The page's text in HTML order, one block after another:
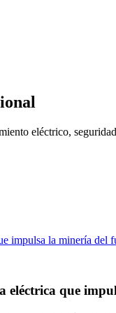
eléctrico,
que